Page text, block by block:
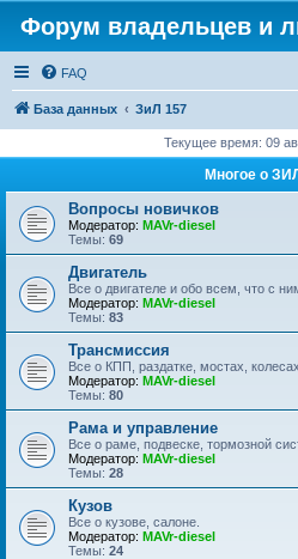
Форум владельцев и
FAQ
База данных ЗиЛ 157
Текущее время: 09
Многое о
Вопросы новичков
Модератор: MAVr-diesel
Темы: 69
Двигатель
Все о двигателе и обо всем, что с
Модератор: MAVr-diesel
Темы: 83
Трансмиссия
Все о КПП, раздатке, мостах, колесах
Модератор: MAVr-diesel
Темы: 80
Рама и управление
Все о раме, подвеске, тормозной
Модератор: MAVr-diesel
Темы: 28
Кузов
Все о кузове, салоне.
Модератор: MAVr-diesel
Темы: 24